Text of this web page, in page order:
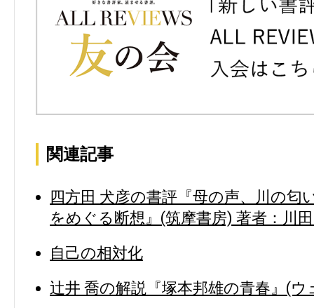
関連記事
四方田 犬彦の書評『母の声、川の
をめぐる断想』(筑摩書房) 著者：川
自己の相対化
辻井 喬の解説『塚本邦雄の青春』(